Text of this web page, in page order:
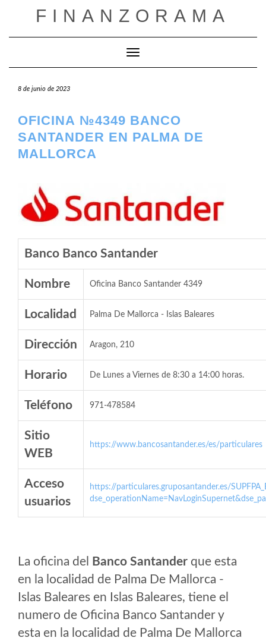
FINANZORAMA
Cambiar modo de navegación
8 de junio de 2023
OFICINA №4349 BANCO
SANTANDER EN PALMA DE
MALLORCA
Banco Banco Santander
Nombre Oficina Banco Santander 4349
Localidad Palma De Mallorca - Islas Baleares
Dirección Aragon, 210
Horario De Lunes a Viernes de 8:30 a 14:00 horas.
Teléfono 971-478584
Sitio
WEB
https://www.bancosantander.es/es/particulares
Acceso
usuarios
https://particulares.gruposantander.es/
La oficina del Banco Santander que esta
en la localidad de Palma De Mallorca -
Islas Baleares en Islas Baleares, tiene el
numero de Oficina Banco Santander y
esta en la localidad de Palma De Mallorca